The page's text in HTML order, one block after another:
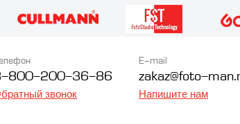
800-200-36-86
звонок
E-mail
zakaz@foto-
Напишите нам